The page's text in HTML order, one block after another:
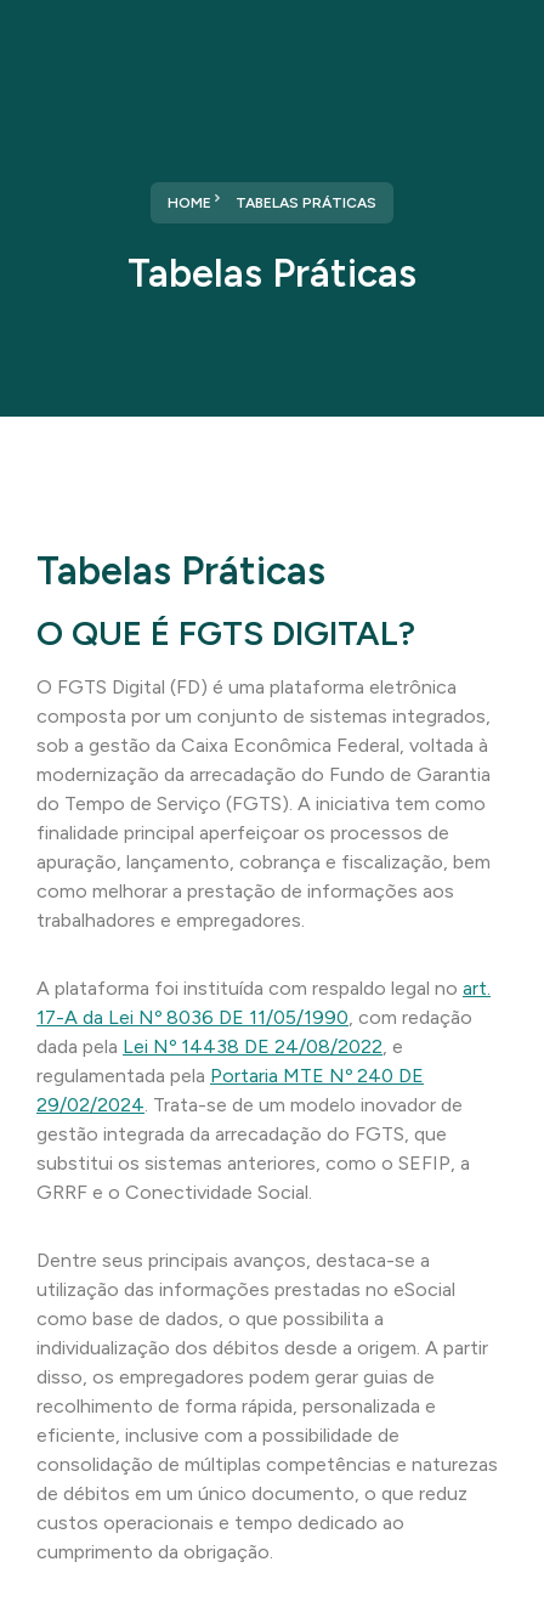
HOME TABELAS PRÁTICAS
Tabelas Práticas
Tabelas Práticas
O QUE É FGTS DIGITAL?
O FGTS Digital (FD) é uma plataforma eletrônica
composta por um conjunto de sistemas integrados,
sob a gestão da Caixa Econômica Federal, voltada à
modernização da arrecadação do Fundo de Garantia
do Tempo de Serviço (FGTS). A iniciativa tem como
finalidade principal aperfeiçoar os processos de
apuração, lançamento, cobrança e fiscalização, bem
como melhorar a prestação de informações aos
trabalhadores e empregadores.
A plataforma foi instituída com respaldo legal no art.
17-A da Lei Nº 8036 DE 11/05/1990, com redação
dada pela Lei Nº 14438 DE 24/08/2022, e
regulamentada pela Portaria MTE Nº 240 DE
29/02/2024. Trata-se de um modelo inovador de
gestão integrada da arrecadação do FGTS, que
substitui os sistemas anteriores, como o SEFIP, a
GRRF e o Conectividade Social.
Dentre seus principais avanços, destaca-se a
utilização das informações prestadas no eSocial
como base de dados, o que possibilita a
individualização dos débitos desde a origem. A partir
disso, os empregadores podem gerar guias de
recolhimento de forma rápida, personalizada e
eficiente, inclusive com a possibilidade de
consolidação de múltiplas competências e naturezas
de débitos em um único documento, o que reduz
custos operacionais e tempo dedicado ao
cumprimento da obrigação.